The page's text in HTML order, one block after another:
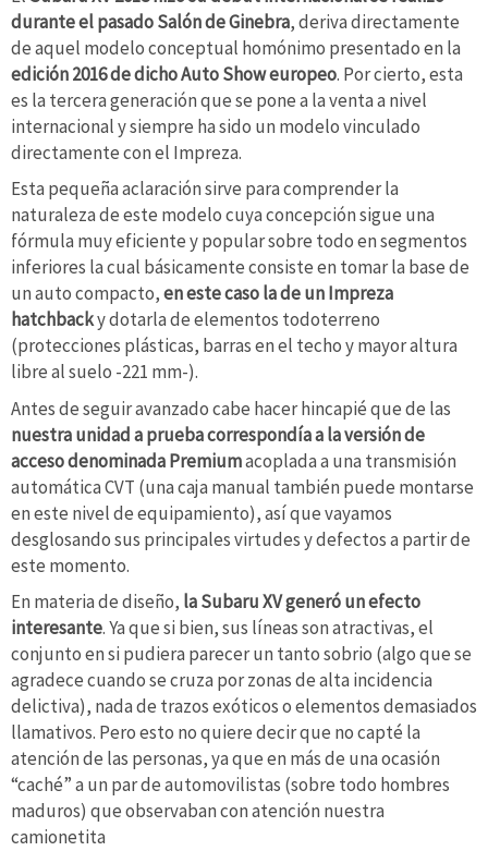
durante el pasado Salón de Ginebra, deriva directamente
de aquel modelo conceptual homónimo presentado en la
edición 2016 de dicho Auto Show europeo. Por cierto, esta
es la tercera generación que se pone a la venta a nivel
internacional y siempre ha sido un modelo vinculado
directamente con el Impreza.
Esta pequeña aclaración sirve para comprender la
naturaleza de este modelo cuya concepción sigue una
fórmula muy eficiente y popular sobre todo en segmentos
inferiores la cual básicamente consiste en tomar la base de
un auto compacto,en este caso la de un Impreza
hatchbacky dotarla de elementos todoterreno
(protecciones plásticas, barras en el techo y mayor altura
libre al suelo -221 mm-).
Antes de seguir avanzado cabe hacer hincapié que de las
nuestra unidad a prueba correspondía a la versión de
acceso denominada Premiumacoplada a una transmisión
automática CVT (una caja manual también puede montarse
en este nivel de equipamiento), así que vayamos
desglosando sus principales virtudes y defectos a partir de
este momento.
En materia de diseño, la Subaru XV generó un efecto
interesante. Ya que si bien, sus líneas son atractivas, el
conjunto en si pudiera parecer un tanto sobrio (algo que se
agradece cuando se cruza por zonas de alta incidencia
delictiva), nada de trazos exóticos o elementos demasiados
llamativos. Pero esto no quiere decir que no capté la
atención de las personas, ya que en más de una ocasión
“caché” a un par de automovilistas (sobre todo hombres
maduros) que observaban con atención nuestra
camionetita